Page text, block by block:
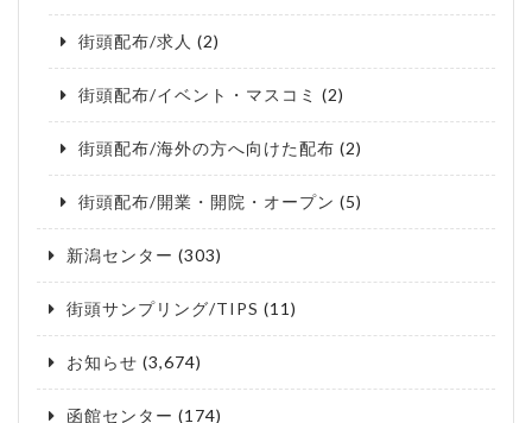
街頭配布/求人 (2)
街頭配布/イベント・マスコミ (2)
街頭配布/海外の方へ向けた配布 (2)
街頭配布/開業・開院・オープン (5)
新潟センター (303)
街頭サンプリング/TIPS (11)
お知らせ (3,674)
函館センター (174)